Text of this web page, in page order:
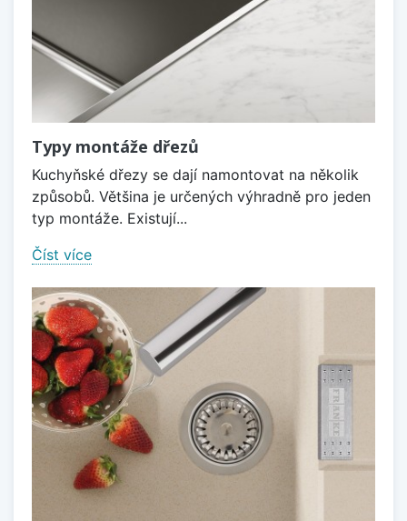
Typy montáže dřezů
Kuchyňské dřezy se dají namontovat na několik
způsobů. Většina je určených výhradně pro jeden
typ montáže. Existují...
Číst více